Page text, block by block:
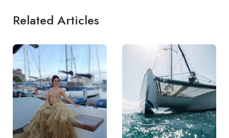
Related Articles